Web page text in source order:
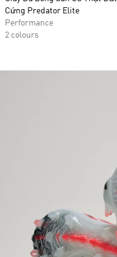
Cứng Predator Elite
Performance
2 colours